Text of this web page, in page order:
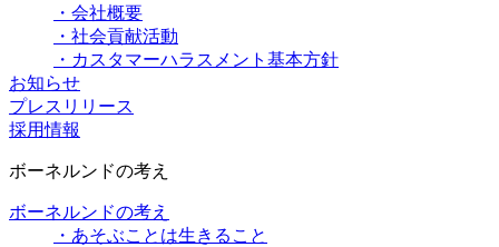
・会社概要
・社会貢献活動
・カスタマーハラスメント基本方針
お知らせ
プレスリリース
採用情報
ボーネルンドの考え
ボーネルンドの考え
・あそぶことは生きること